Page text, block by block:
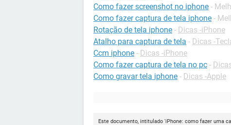
Como fazer screenshot no iphone -
Como fazer captura de tela iphone -
Rotação de tela iphone - Dicas -iPhone
Atalho para captura de tela - Dicas -
Ccm iphone - Dicas -iPhone
Como fazer captura de tela no pc -
Como gravar tela iphone - Dicas -Apple
Este documento, intitulado 'iPhone: como fazer uma